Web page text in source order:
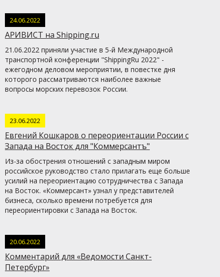
24.06.2022
АРИВИСТ на Shipping.ru
21.06.2022 приняли участие в 5-й Международной
транспортной конференции "ShippingRu 2022" -
ежегодном деловом мероприятии, в повестке дня
которого рассматриваются наиболее важные
вопросы морских перевозок России.
23.06.2022
Евгений Кошкаров о переориентации России с
Запада на Восток для "Коммерсантъ"
Из-за обострения отношений с западным миром
российское руководство стало прилагать еще больше
усилий на переориентацию сотрудничества с Запада
на Восток. «Коммерсант» узнал у представителей
бизнеса, сколько времени потребуется для
переориентировки с Запада на Восток.
20.06.2022
Комментарий для «Ведомости Санкт-
Петербург»